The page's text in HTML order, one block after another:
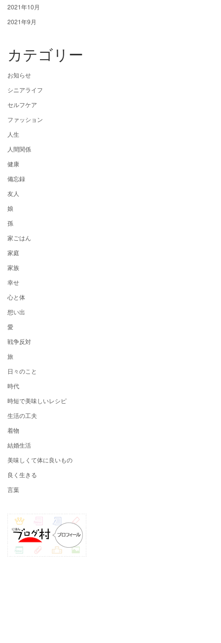
2021年10月
2021年9月
カテゴリー
お知らせ
シニアライフ
セルフケア
ファッション
人生
人間関係
健康
備忘録
友人
娘
孫
家ごはん
家庭
家族
幸せ
心と体
想い出
愛
戦争反対
旅
日々のこと
時代
時短で美味しいレシピ
生活の工夫
着物
結婚生活
美味しくて体に良いもの
良く生きる
言葉